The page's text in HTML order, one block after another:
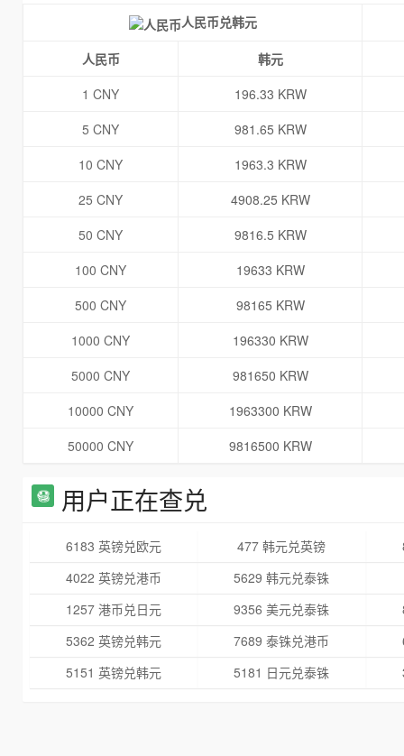
人民币兑韩元
人民币
韩元
1 CNY
196.33 KRW
5 CNY
981.65 KRW
10 CNY
1963.3 KRW
25 CNY
4908.25 KRW
50 CNY
9816.5 KRW
100 CNY
19633 KRW
500 CNY
98165 KRW
1000 CNY
196330 KRW
5000 CNY
981650 KRW
10000 CNY
1963300 KRW
50000 CNY
9816500 KRW
用户正在查兑
6183 英镑兑欧元 477 韩元兑英镑
4022 英镑兑港币
5629 韩元兑泰铢
1257 港币兑日元
9356 美元兑泰铢
5362 英镑兑韩元
7689 泰铢兑港币
5151 英镑兑韩元
5181 日元兑泰铢